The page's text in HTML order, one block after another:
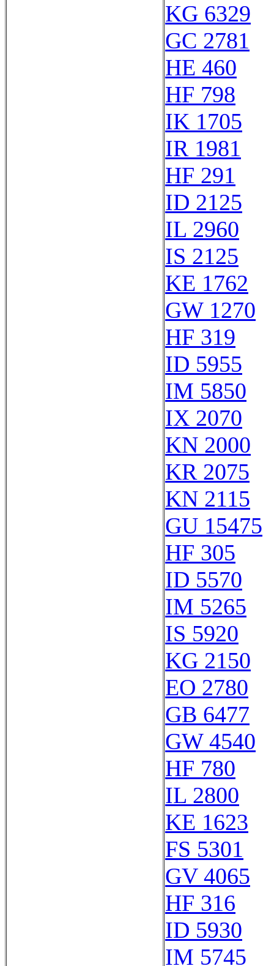
KG 6329
GC 2781
HE 460
HF 798
IK 1705
IR 1981
HF 291
ID 2125
IL 2960
IS 2125
KE 1762
GW 1270
HF 319
ID 5955
IM 5850
IX 2070
KN 2000
KR 2075
KN 2115
GU 15475
HF 305
ID 5570
IM 5265
IS 5920
KG 2150
EO 2780
GB 6477
GW 4540
HF 780
IL 2800
KE 1623
FS 5301
GV 4065
HF 316
ID 5930
IM 5745